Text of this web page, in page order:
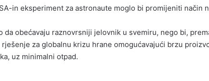
in eksperiment za astronaute moglo bi promijeniti način
da obećavaju raznovrsniji jelovnik u svemiru, nego bi,
za globalnu krizu hrane omogućavajući brzu
uz minimalni otpad.